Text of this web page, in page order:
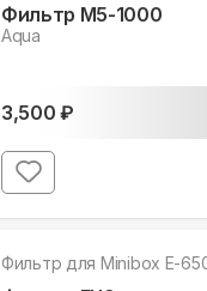
Фильтр M5-1000
Aqua
3,500 ₽
Фильтр для Minibox E-